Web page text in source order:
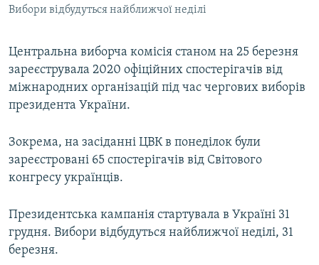
ІНФОГРАФІКА
ДОЛУЧАЙСЯ!
Усі сайти RFE/RL
Вибори відбудуться найближчої неділі
Центральна виборча комісія станом на 25 березня
зареєструвала 2020 офіційних спостерігачів від
міжнародних організацій під час чергових виборів
президента України.
Зокрема, на засіданні ЦВК в понеділок були
зареєстровані 65 спостерігачів від Світового
конгресу українців.
Президентська кампанія стартувала в Україні 31
грудня. Вибори відбудуться найближчої неділі, 31
березня.